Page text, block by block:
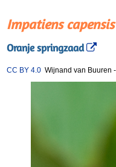
Impatiens capensis
Oranje springzaad
CC BY 4.0 Wijnand van Buuren -